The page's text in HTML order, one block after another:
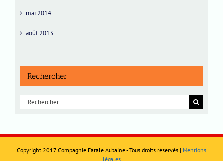
mai 2014
août 2013
Rechercher
Rechercher:
Copyright 2017 Compagnie Fatale Aubaine - Tous droits réservés | Mentions
légales